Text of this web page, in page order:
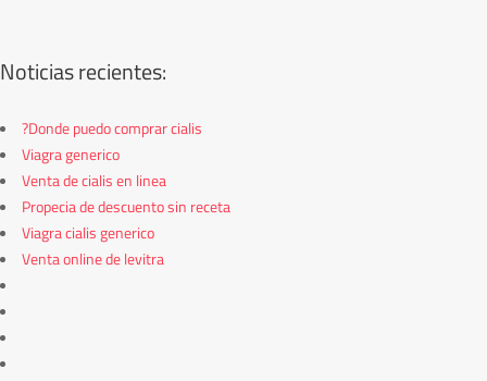
Noticias recientes:
?Donde puedo comprar cialis
Viagra generico
Venta de cialis en linea
Propecia de descuento sin receta
Viagra cialis generico
Venta online de levitra